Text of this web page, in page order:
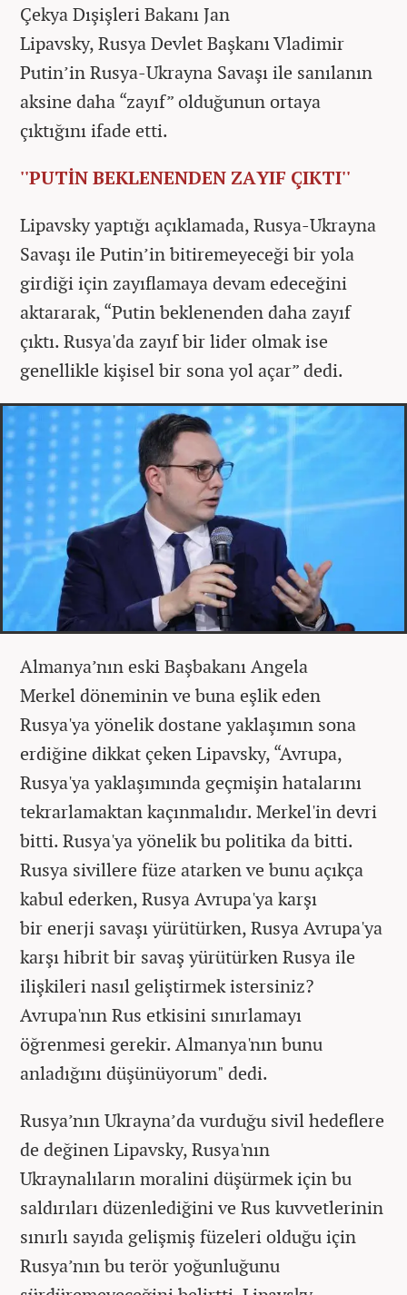
Çekya Dışişleri Bakanı Jan
Lipavsky, Rusya Devlet Başkanı Vladimir
Putin’in Rusya-Ukrayna Savaşı ile sanılanın
aksine daha “zayıf” olduğunun ortaya
çıktığını ifade etti.
''PUTİN BEKLENENDEN ZAYIF ÇIKTI''
Lipavsky yaptığı açıklamada, Rusya-Ukrayna
Savaşı ile Putin’in bitiremeyeceği bir yola
girdiği için zayıflamaya devam edeceğini
aktararak, “Putin beklenenden daha zayıf
çıktı. Rusya'da zayıf bir lider olmak ise
genellikle kişisel bir sona yol açar” dedi.
Almanya’nın eski Başbakanı Angela
Merkel döneminin ve buna eşlik eden
Rusya'ya yönelik dostane yaklaşımın sona
erdiğine dikkat çeken Lipavsky, “Avrupa,
Rusya'ya yaklaşımında geçmişin hatalarını
tekrarlamaktan kaçınmalıdır. Merkel'in devri
bitti. Rusya'ya yönelik bu politika da bitti.
Rusya sivillere füze atarken ve bunu açıkça
kabul ederken, Rusya Avrupa'ya karşı
bir enerji savaşı yürütürken, Rusya Avrupa'ya
karşı hibrit bir savaş yürütürken Rusya ile
ilişkileri nasıl geliştirmek istersiniz?
Avrupa'nın Rus etkisini sınırlamayı
öğrenmesi gerekir. Almanya'nın bunu
anladığını düşünüyorum" dedi.
Rusya’nın Ukrayna’da vurduğu sivil hedeflere
de değinen Lipavsky, Rusya'nın
Ukraynalıların moralini düşürmek için bu
saldırıları düzenlediğini ve Rus kuvvetlerinin
sınırlı sayıda gelişmiş füzeleri olduğu için
Rusya’nın bu terör yoğunluğunu